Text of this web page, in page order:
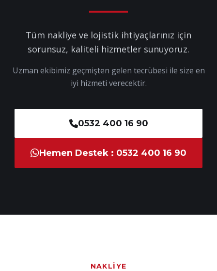
Tüm nakliye ve lojistik ihtiyaçlarınız için
sorunsuz, kaliteli hizmetler sunuyoruz.
Uzman ekibimiz geçmişten gelen tecrübesi ile size en
iyi hizmeti verecektir.
0532 400 16 90
Hemen Destek : 0532 400 16 90
NAKLIYE